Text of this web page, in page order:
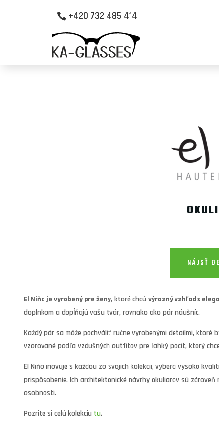
 +420 732 485 414
NÁJSŤ
El Niňo je vyrobený pre ženy, ktoré chcú výrazný vzhľad s
doplnkom a dopĺňajú vašu tvár, rovnako ako pár náušníc.
Každý pár sa môže pochváliť ručne vyrobenými detailmi, ktoré
vzorované podľa vzdušných outfitov pre ľahký pocit, ktorý
El Niňo inovuje s každou zo svojich kolekcií, vyberá vysoko
prispôsobenie. Ich architektonické návrhy okuliarov sú
osobnosti.
Pozrite si celú kolekciu tu.